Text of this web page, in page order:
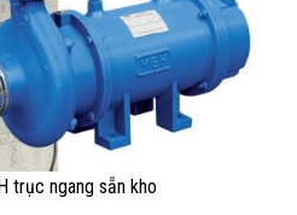
trục ngang sẵn kho